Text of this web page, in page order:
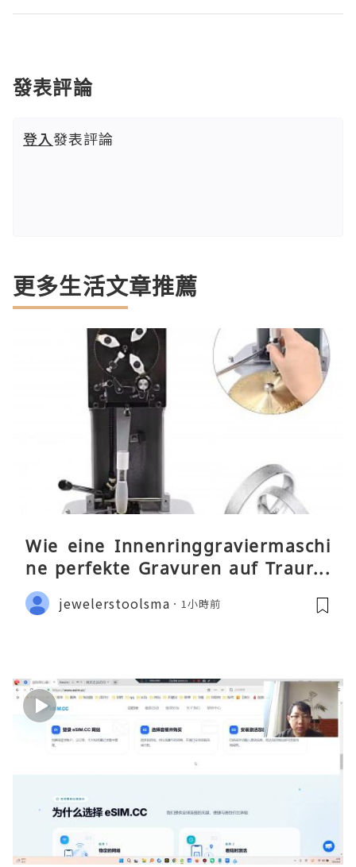
發表評論
登入發表評論
更多生活文章推薦
Wie eine Innenringgraviermaschi
ne perfekte Gravuren auf Traurin
gen ermöglicht
jewelerstoolsma 1小時前